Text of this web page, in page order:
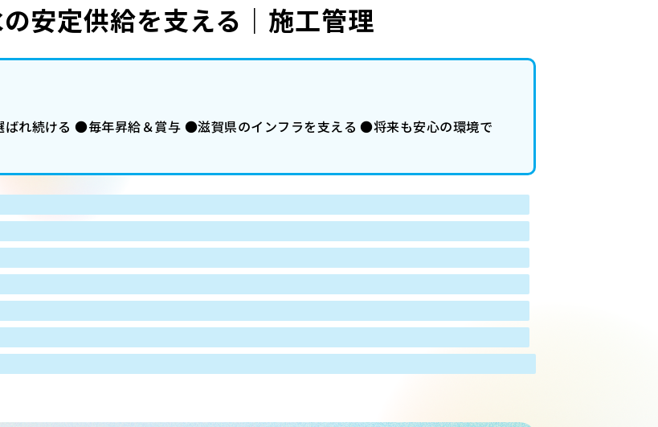
安定供給を支える｜施工管理
れ続ける ●毎年昇給＆賞与 ●滋賀県のインフラを支える ●将来も安心の環境で